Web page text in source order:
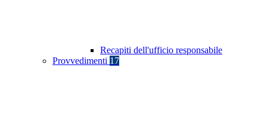
Recapiti dell'ufficio responsabile
Provvedimenti 17